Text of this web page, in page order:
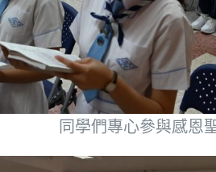
同學們專心參與感恩